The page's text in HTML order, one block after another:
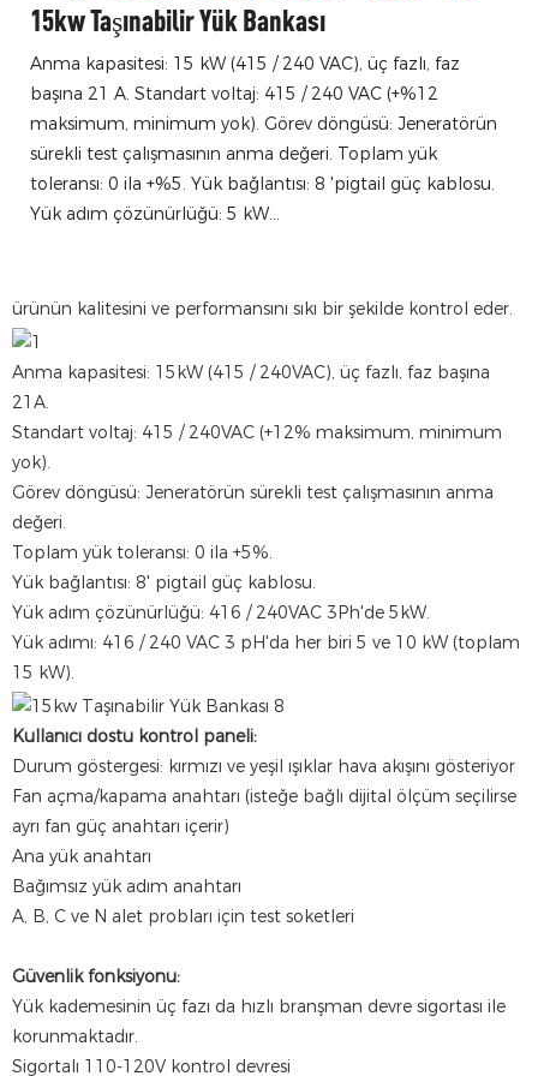
15kw Taşınabilir Yük Bankası
Anma kapasitesi: 15 kW (415 / 240 VAC), üç fazlı, faz
başına 21 A. Standart voltaj: 415 / 240 VAC (+%12
maksimum, minimum yok). Görev döngüsü: Jeneratörün
sürekli test çalışmasının anma değeri. Toplam yük
toleransı: 0 ila +%5. Yük bağlantısı: 8 'pigtail güç kablosu.
Yük adım çözünürlüğü: 5 kW...
ürünün kalitesini ve performansını sıkı bir şekilde kontrol eder.
Anma kapasitesi: 15kW (415 / 240VAC), üç fazlı, faz başına
21A.
Standart voltaj: 415 / 240VAC (+12% maksimum, minimum
yok).
Görev döngüsü: Jeneratörün sürekli test çalışmasının anma
değeri.
Toplam yük toleransı: 0 ila +5%.
Yük bağlantısı: 8' pigtail güç kablosu.
Yük adım çözünürlüğü: 416 / 240VAC 3Ph'de 5kW.
Yük adımı: 416 / 240 VAC 3 pH'da her biri 5 ve 10 kW (toplam
15 kW).
Kullanıcı dostu kontrol paneli:
Durum göstergesi: kırmızı ve yeşil ışıklar hava akışını gösteriyor
Fan açma/kapama anahtarı (isteğe bağlı dijital ölçüm seçilirse
ayrı fan güç anahtarı içerir)
Ana yük anahtarı
Bağımsız yük adım anahtarı
A, B, C ve N alet probları için test soketleri
Güvenlik fonksiyonu:
Yük kademesinin üç fazı da hızlı branşman devre sigortası ile
korunmaktadır.
Sigortalı 110-120V kontrol devresi